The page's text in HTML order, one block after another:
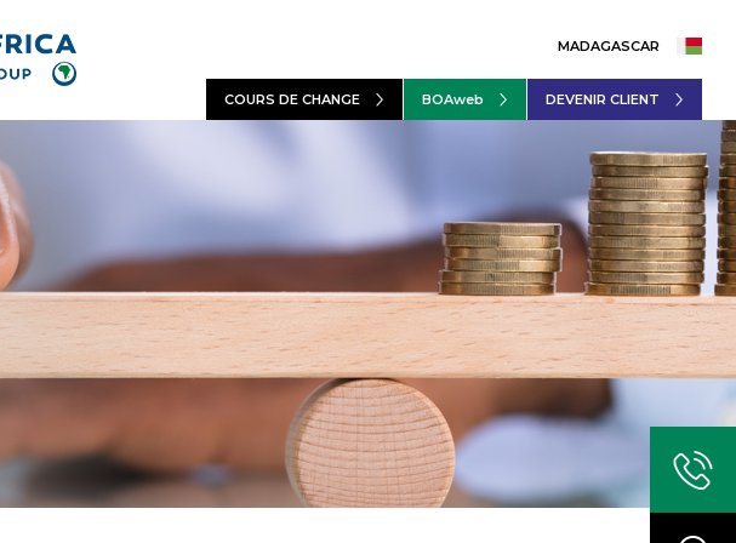
MADAGASCAR
DEVENIR CLIENT
BOAweb
COURS DE CHANGE